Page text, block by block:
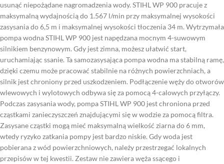
usunąć niepożądane nagromadzenia wody. STIHL WP 900 pracuje z
maksymalną wydajnością do 1.567 l/min przy maksymalnej wysokości
zasysania do 6,5 m i maksymalnej wysokości tłoczenia 34 m. Wytrzymała
pompa wodna STIHL WP 900 jest napędzana mocnym 4-suwowym
silnikiem benzynowym. Gdy jest zimna, możesz ułatwić start,
uruchamiając ssanie. Ta samozasysająca pompa wodna ma stabilną ramę,
dzięki czemu może pracować stabilnie na różnych powierzchniach, a
silnik jest chroniony przed uszkodzeniem. Podłączenie węży do otworów
wlewowych i wylotowych odbywa się za pomocą 4-calowych przyłączy.
Podczas zasysania wody, pompa STIHL WP 900 jest chroniona przed
cząstkami zanieczyszczeń znajdującymi się w wodzie za pomocą filtra.
Zasysane cząstki mogą mieć maksymalną wielkość ziarna do 6 mm,
wtedy ryzyko zatkania pompy jest bardzo niskie. Gdy woda jest
pobierana z wód powierzchniowych, należy przestrzegać lokalnych
przepisów w tej kwestii. Zestaw nie zawiera węża ssącego i